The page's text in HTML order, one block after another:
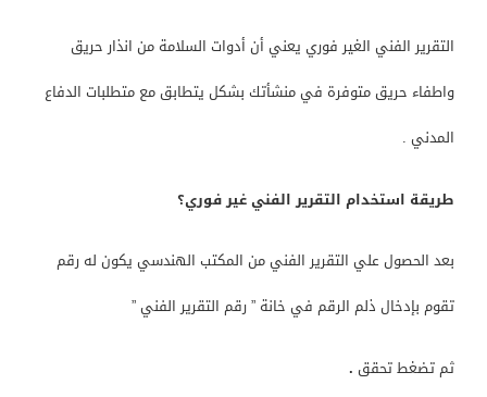
التقرير الفني الغير فوري يعني أن أدوات السلامة من انذار حريق
واطفاء حريق متوفرة في منشأتك بشكل يتطابق مع متطلبات الدفاع
المدني .
طريقة استخدام التقرير الفني غير فوري؟
بعد الحصول علي التقرير الفني من المكتب الهندسي يكون له رقم
تقوم بإدخال ذلم الرقم في خانة ” رقم التقرير الفني ”
ثم تضغط تحقق .